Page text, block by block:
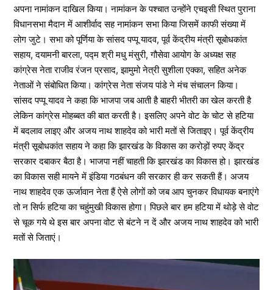
अपना नामांकन दाखिल किया। नामांकन के पश्चात उन्होंने एचइसी स्थित पुराना
विधानसभा मैदान में आशीर्वाद सह नामांकन सभा किया जिसमें काफी संख्या में
लोग जुटे। सभा को पूर्णिया के सांसद पप्पू यादव, पूर्व केंद्रीय मंत्री सूबोधकांत
सहाय, दयामनी बारला, पद्म श्री मधु मंसुरी, गौसेवा आयोग के अध्यक्ष सह
कांग्रेस नेता राजीव रंजन प्रसाद, झामुमो नेत्री सुशीला एक्का, सहित अनेक
नेताओं ने संबोधित किया। कांग्रेस नेता संजय पांडे ने मंच संचालन किया।
सांसद पप्पू यादव ने कहा कि भाजपा जब आती है बाहरी भीतरी का खेल करती है
लेकिन कांग्रेस मोहब्बत की बात करती है। इसलिए अपने वोट के चोट से हटिया
में बदलाव लाइए और अजय नाथ शाहदेव को भारी मतों से जिताइए। पूर्व केंद्रीय
मंत्री सूबोधकांत सहाय ने कहा कि झारखंड के विकास का करोड़ों रुपए केंद्र
सरकार दबाकर बैठा है। भाजपा नहीं चाहती कि झारखंड का विकास हो। झारखंड
का विकास सही मायने में इंडिया गठबंधन की सरकार ही कर सकती हैं। अजय
नाथ शाहदेव एक ऊर्जावान नेता हैं ऐसे लोगों को जब आप चुनकर विधायक बनाएंगे
तो न सिर्फ हटिया का चहुंमुखी विकास होगा। पिछले बार हम हटिया में थोड़े से वोट
से चूक गये थे इस बार अपना वोट से बंटने न दें और अजय नाथ शाहदेव को भारी
मतों से जिताएं।